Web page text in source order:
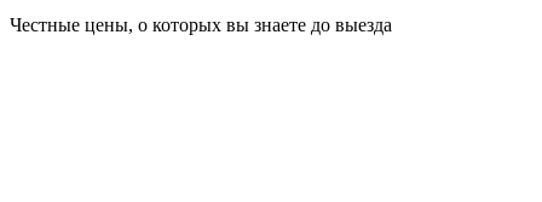
Честные цены, о которых вы знаете до выезда